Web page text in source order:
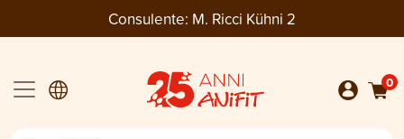
Consulente: M. Ricci Kühni 2
0